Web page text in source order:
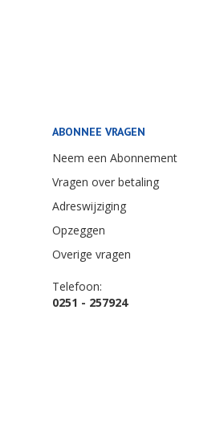
ABONNEE VRAGEN
Neem een Abonnement
Vragen over betaling
Adreswijziging
Opzeggen
Overige vragen
Telefoon:
0251 - 257924